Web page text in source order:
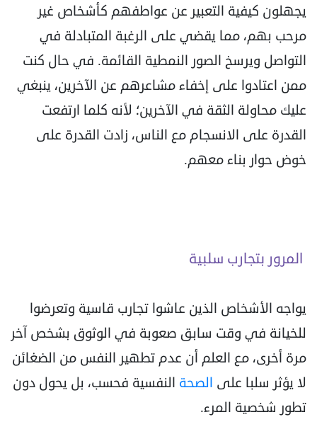
يجهلون كيفية التعبير عن عواطفهم كأشخاص غير
مرحب بهم، مما يقضي على الرغبة المتبادلة في
التواصل ويرسخ الصور النمطية القائمة. في حال كنت
ممن اعتادوا على إخفاء مشاعرهم عن الآخرين، ينبغي
عليك محاولة الثقة في الآخرين؛ لأنه كلما ارتفعت
القدرة على الانسجام مع الناس، زادت القدرة على
خوض حوار بناء معهم.
المرور بتجارب سلبية
يواجه الأشخاص الذين عاشوا تجارب قاسية وتعرضوا
للخيانة في وقت سابق صعوبة في الوثوق بشخص آخر
مرة أخرى، مع العلم أن عدم تطهير النفس من الضغائن
لا يؤثر سلبا على الصحة النفسية فحسب، بل يحول دون
تطور شخصية المرء.